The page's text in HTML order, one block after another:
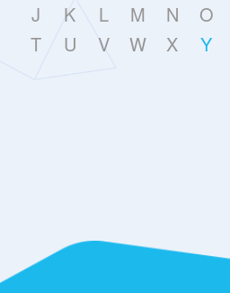
J
K L M N O
T
U V W X Y